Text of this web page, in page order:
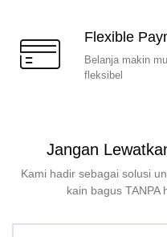
Flexible
Belanja makin
fleksibel
Jangan
Kami hadir sebagai solusi
kain bagus TANPA